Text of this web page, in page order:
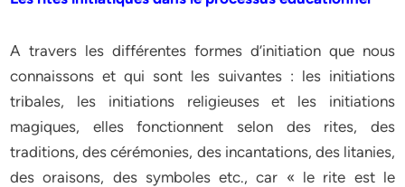
A travers les différentes formes d’initiation que nous
connaissons et qui sont les suivantes : les initiations
tribales, les initiations religieuses et les initiations
magiques, elles fonctionnent selon des rites, des
traditions, des cérémonies, des incantations, des litanies,
des oraisons, des symboles etc., car « le rite est le